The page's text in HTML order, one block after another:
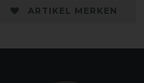
ARTIKEL MERKEN